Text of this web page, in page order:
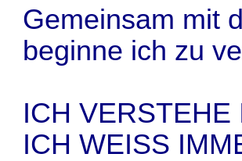
Gemeinsam mit
beginne ich zu
ICH VERSTEHE
ICH WEISS